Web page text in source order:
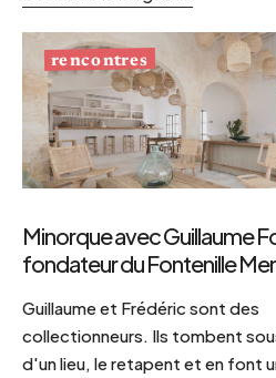
rencontres
Minorque avec Guillaume
fondateur du Fontenille
Guillaume et Frédéric sont des
collectionneurs. Ils tombent
d'un lieu, le retapent et en font